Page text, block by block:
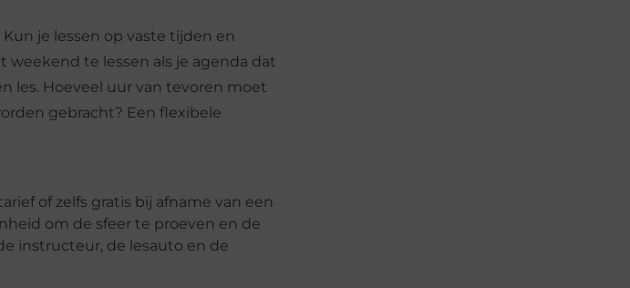
je lessen op vaste tijden en
te lessen als je agenda dat
les. Hoeveel uur van tevoren moet
gebracht? Een flexibele
of zelfs gratis bij afname van een
om de sfeer te proeven en de
instructeur, de lesauto en de